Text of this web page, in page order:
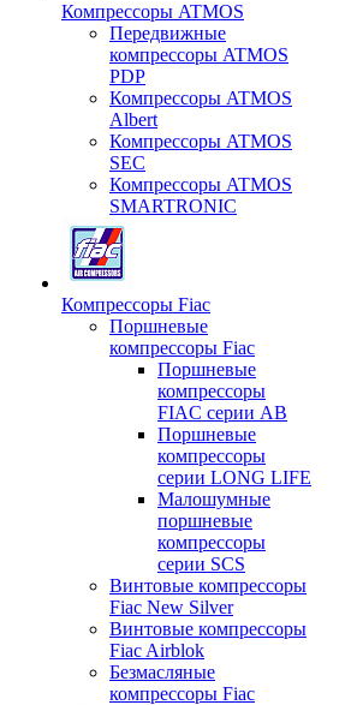
Компрессоры ATMOS
Передвижные
компрессоры ATMOS
PDP
Компрессоры ATMOS
Albert
Компрессоры ATMOS
SEC
Компрессоры ATMOS
SMARTRONIC
Компрессоры Fiac
Поршневые
компрессоры Fiac
Поршневые
компрессоры
FIAC серии AB
Поршневые
компрессоры
серии LONG LIFE
Малошумные
поршневые
компрессоры
серии SCS
Винтовые компрессоры
Fiac New Silver
Винтовые компрессоры
Fiac Airblok
Безмасляные
компрессоры Fiac